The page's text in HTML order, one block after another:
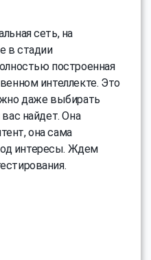
сеть, на
в стадии
построенная
интеллекте. Это
даже выбирать
найдет. Она
она сама
интересы. Ждем